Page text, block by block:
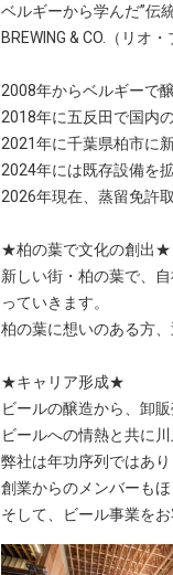
ベルギーから学んだ”伝
BREWING & CO.（リオ
2008年からベルギーで
2018年に五反田で国内
2021年に千葉県柏市に
2024年には既存設備を
2026年現在、蒸留免許
★柏の葉で文化の創出★
新しい街・柏の葉で、
っていきます。
柏の葉に想いのある方
★キャリア形成★
ビールの醸造から、卸販
ビールへの情熱と共に
弊社は年功序列ではあり
創業からのメンバーも
そして、ビール事業を